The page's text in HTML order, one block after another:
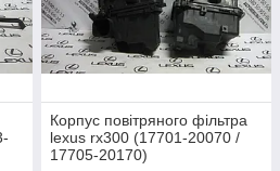
Корпус повітряного фільтра
lexus rx300 (17701-20070 /
17705-20170)